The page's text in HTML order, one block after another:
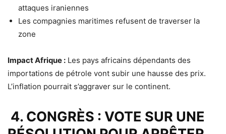
attaques iraniennes
Les compagnies maritimes refusent de traverser la
zone
Impact Afrique : Les pays africains dépendants des
importations de pétrole vont subir une hausse des prix.
L’inflation pourrait s’aggraver sur le continent.
4. CONGRÈS : VOTE SUR UNE